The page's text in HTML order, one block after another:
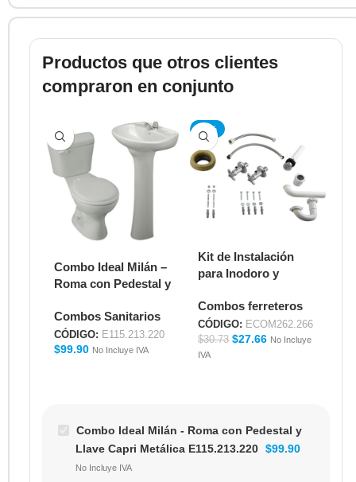
Productos que otros clientes
compraron en conjunto
Combo Ideal Milán –
Roma con Pedestal y
E115.213.220
Combos Sanitarios
CÓDIGO: E115.213.220
$99.90 No Incluye IVA
-10%
Kit de Instalación
para Inodoro y
ECOM262.266
Combos ferreteros
CÓDIGO: ECOM262.266
$30.73 $27.66 No Incluye
IVA
Combo Ideal Milán - Roma con Pedestal y
Llave Capri Metálica E115.213.220 $99.90
No Incluye IVA